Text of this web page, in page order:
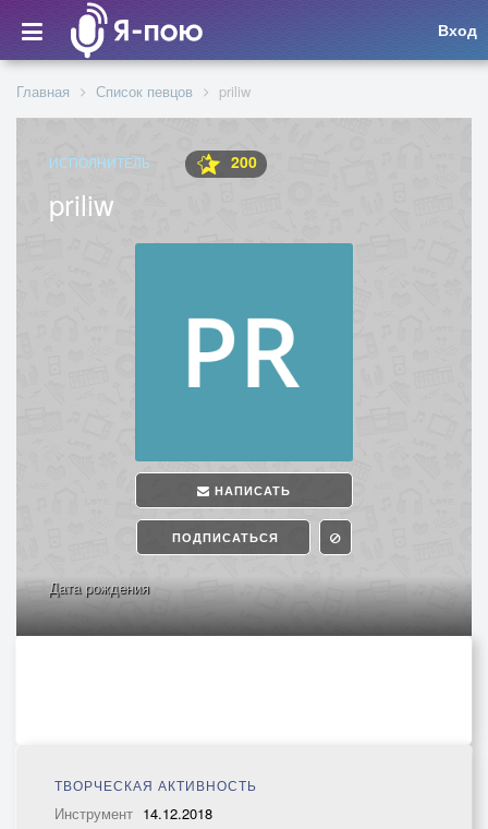
Вход
Главная Список певцов priliw
ИСПОЛНИТЕЛЬ 200
priliw
НАПИСАТЬ
ПОДПИСАТЬСЯ
Дата рождения
ТВОРЧЕСКАЯ АКТИВНОСТЬ
Инструмент 14.12.2018